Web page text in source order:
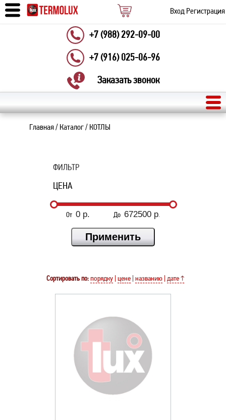
Вход Регистрация
+7 (988) 292-09-00
+7 (916) 025-06-96
Заказать звонок
Главная/ Каталог/ КОТЛЫ
ФИЛЬТР
ЦЕНА
От До
Сортировать по: порядку цене названию дате ↑